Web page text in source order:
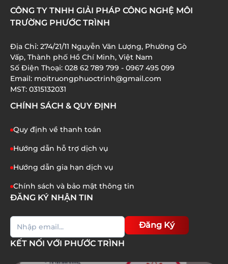
HÓA CHẤT JAVEN TRONG XỬ LÝ NƯỚC THẢI: ƯU
ĐIỂM VÀ ỨNG DỤNG
XỬ LÝ AMONI TRONG NƯỚC THẢI: 8 BƯỚC QUAN
TRỌNG BẠN CẦN BIẾT
01/07/2026
CÔNG TY TNHH GIẢI PHÁP CÔNG NGHỆ MÔI
TRƯỜNG PHƯỚC TRÌNH
Địa Chỉ: 274/21/11 Nguyễn Văn Lượng, Phường Gò
Vấp, Thành phố Hồ Chí Minh, Việt Nam
Số Điện Thoại: 028 62 789 799 - 0967 495 099
Email: moitruongphuoctrinh@gmail.com
MST: 0315132031
CHÍNH SÁCH & QUY ĐỊNH
Quy định về thanh toán
Hướng dẫn hỗ trợ dịch vụ
Hướng dẫn gia hạn dịch vụ
Chính sách và bảo mật thông tin
ĐĂNG KÝ NHẬN TIN
Đăng Ký
KẾT NỐI VỚI PHƯỚC TRÌNH